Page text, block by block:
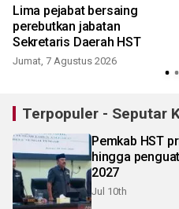
Lima pejabat bersaing
perebutkan jabatan
Sekretaris Daerah HST
Jumat, 7 Agustus 2026
Terpopuler - Seputar
Pemkab HST
hingga
2027
Jul 10th